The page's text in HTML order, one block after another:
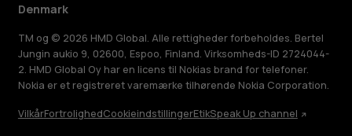
Denmark
TM og © 2026 HMD Global. Alle rettigheder forbeholdes. Bertel
Jungin aukio 9, 02600, Espoo, Finland. Virksomheds-ID 2724044-
2. HMD Global Oy har en licens til Nokias brand for telefoner.
Nokia er et registreret varemærke tilhørende Nokia Corporation.
VilkårFortrolighedCookieindstillingerEtikSpeak Up channel